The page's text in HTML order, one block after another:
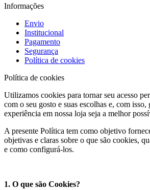
Informações
Envio
Institucional
Pagamento
Segurança
Política de cookies
Política de cookies
Utilizamos cookies para tornar seu acesso
com o seu gosto e suas escolhas e, com isso,
experiência em nossa loja seja a melhor
A presente Política tem como objetivo
objetivas e claras sobre o que são cookies,
e como configurá-los.
1. O que são Cookies?